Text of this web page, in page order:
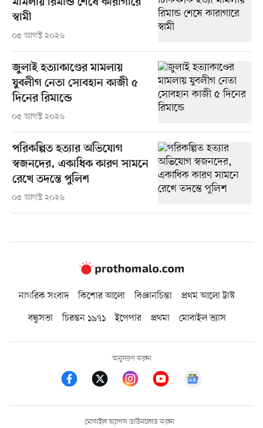
স্বামী
০৫ আগস্ট ২০২৬
জুলাই হত্যাকাণ্ডের মামলায়
যুবলীগ নেতা সোবহান কাজী ৫
দিনের রিমান্ডে
০৫ আগস্ট ২০২৬
পরিকল্পিত হত্যার অভিযোগ
স্বজনদের, একাধিক কারণ সামনে
রেখে তদন্তে পুলিশ
০৫ আগস্ট ২০২৬
নাগরিক সংবাদ কিশোর আলো বিজ্ঞানচিন্তা
প্রথম আলো ট্রাস্ট
বন্ধুসভা
চিরন্তন ১৯৭১ ইপেপার প্রথমা মোবাইল ভ্যাস
অনুসরণ করুন
মোবাইল অ্যাপস ডাউনলোড করুন